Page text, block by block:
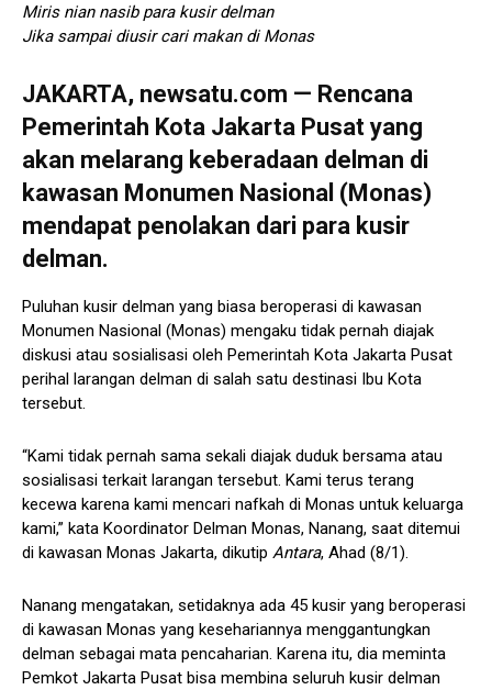
Miris nian nasib para kusir delman
Jika sampai diusir cari makan di Monas
JAKARTA, newsatu.com — Rencana
Pemerintah Kota Jakarta Pusat yang
akan melarang keberadaan delman di
kawasan Monumen Nasional (Monas)
mendapat penolakan dari para kusir
delman.
Puluhan kusir delman yang biasa beroperasi di kawasan
Monumen Nasional (Monas) mengaku tidak pernah diajak
diskusi atau sosialisasi oleh Pemerintah Kota Jakarta Pusat
perihal larangan delman di salah satu destinasi Ibu Kota
tersebut.
“Kami tidak pernah sama sekali diajak duduk bersama atau
sosialisasi terkait larangan tersebut. Kami terus terang
kecewa karena kami mencari nafkah di Monas untuk keluarga
kami,” kata Koordinator Delman Monas, Nanang, saat ditemui
di kawasan Monas Jakarta, dikutip Antara, Ahad (8/1).
Nanang mengatakan, setidaknya ada 45 kusir yang beroperasi
di kawasan Monas yang kesehariannya menggantungkan
delman sebagai mata pencaharian. Karena itu, dia meminta
Pemkot Jakarta Pusat bisa membina seluruh kusir delman